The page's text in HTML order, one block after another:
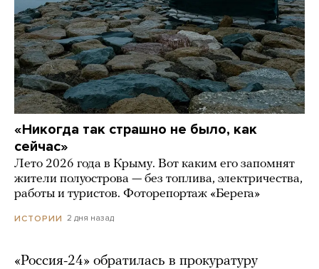
«Никогда так страшно не было, как
сейчас»
Лето 2026 года в Крыму. Вот каким его запомнят
жители полуострова — без топлива, электричества,
работы и туристов. Фоторепортаж «Берега»
ИСТОРИИ 2 дня назад
«Россия-24» обратилась в прокуратуру